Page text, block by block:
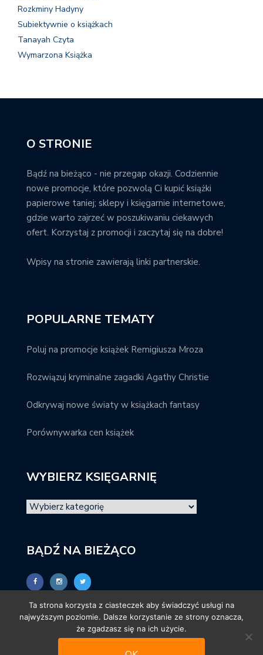
Rozkminy Hadyny
Subiektywnie o książkach
Tanayah Czyta
Wymarzona Książka
O STRONIE
Bądź na bieżąco - nie przegap okazji. Codziennie
nowe promocje, które pozwolą Ci kupić książki
papierowe taniej; sklepy i księgarnie internetowe,
gdzie warto zajrzeć w poszukiwaniu ciekawych
ofert. Korzystaj z promocji i zaczytaj się na dobre!
Wpisy na stronie zawierają linki partnerskie.
POPULARNE TEMATY
Poluj na promocje książek Remigiusza Mroza
Rozwiązuj kryminalne zagadki Agathy Christie
Odkrywaj nowe światy w książkach fantasy
Porównywarka cen książek
WYBIERZ KSIĘGARNIĘ
BĄDŹ NA BIEŻĄCO
Ta strona korzysta z ciasteczek aby świadczyć usługi na
najwyższym poziomie. Dalsze korzystanie ze strony oznacza,
że zgadzasz się na ich użycie.